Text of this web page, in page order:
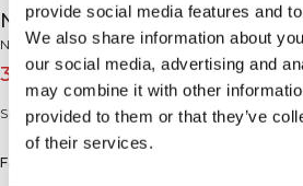
provide social media features and
We also share information about
our social media, advertising and
may combine it with other
provided to them or that they’ve
of their services.
Nimble Adjustable Sports Bra
Nimble Collection
31€39€(-20%)
Sport-BH mit verstellbaren Trägern und
Farbe: Navy